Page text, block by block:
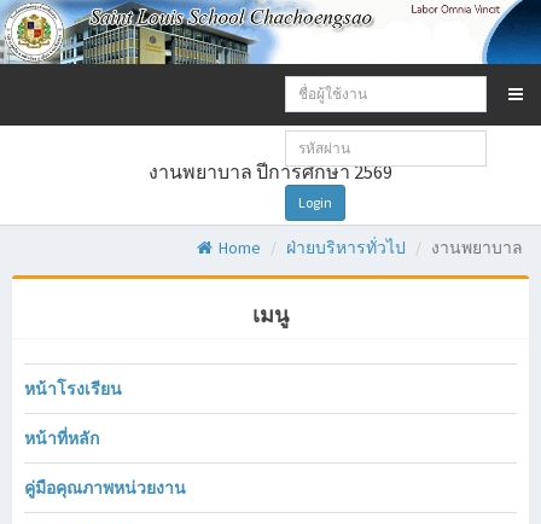
Email
address:
Password:
Login
งานพยาบาล ปีการศึกษา 2569
Home ฝ่ายบริหารทั่วไป งานพยาบาล
เมนู
หน้าโรงเรียน
หน้าที่หลัก
คู่มือคุณภาพหน่วยงาน